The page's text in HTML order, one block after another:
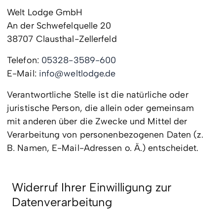
Welt Lodge GmbH
An der Schwefelquelle 20
38707 Clausthal-Zellerfeld
Telefon: 05328-3589-600
E-Mail: info@weltlodge.de
Verantwortliche Stelle ist die natürliche oder
juristische Person, die allein oder gemeinsam
mit anderen über die Zwecke und Mittel der
Verarbeitung von personenbezogenen Daten (z.
B. Namen, E-Mail-Adressen o. Ä.) entscheidet.
Widerruf Ihrer Einwilligung zur
Datenverarbeitung